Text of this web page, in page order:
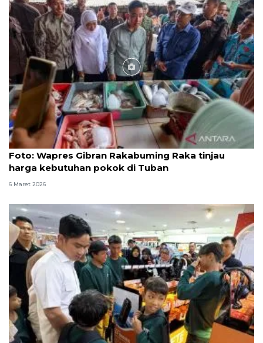
Foto
Foto: Wapres Gibran Rakabuming Raka tinjau
harga kebutuhan pokok di Tuban
6 Maret 2026